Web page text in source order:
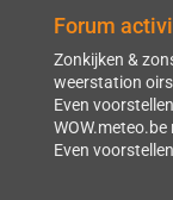
Forum
Zonkijken &
weerstation
Even voorstellen
Even